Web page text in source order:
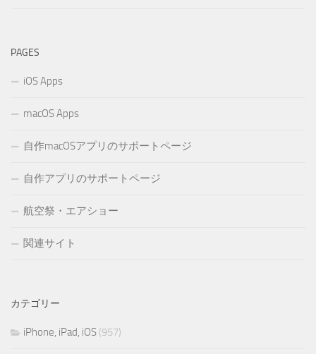
PAGES
iOS Apps
macOS Apps
自作macOSアプリのサポートページ
自作アプリのサポートページ
航空祭・エアショー
関連サイト
カテゴリー
iPhone, iPad, iOS (957)